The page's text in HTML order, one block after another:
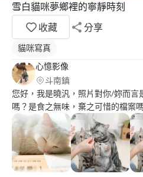
雪白貓咪夢鄉裡的寧靜時刻
收藏
分享
貓咪寫真
心憶影像
斗南鎮
您好，我是曉汎，照片對你/妳而言
嗎？是食之無味，棄之可惜的檔案
令你/妳心動的回憶？ 時間走過無法重來，我致力於留下觸動人心
的回憶，留住自然真情的畫面，對
時刻，每一次委託，都是真心的交